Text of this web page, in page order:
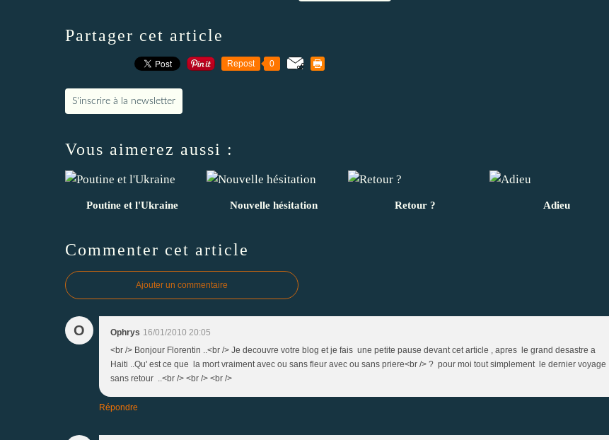
Partager cet article
Repost 0
S'inscrire à la newsletter
Vous aimerez aussi :
Poutine et l'Ukraine Nouvelle hésitation Retour ? Adieu
Commenter cet article
Ajouter un commentaire
O Ophrys 16/01/2010 20:05
<br /> Bonjour Florentin ..<br /> Je decouvre votre blog et je fais une petite pause devant cet article , apres le grand desastre a
Haiti ..Qu' est ce que la mort vraiment avec ou sans fleur avec ou sans priere<br /> ? pour moi tout simplement le dernier voyage
sans retour ..<br /> <br /> <br />
Répondre